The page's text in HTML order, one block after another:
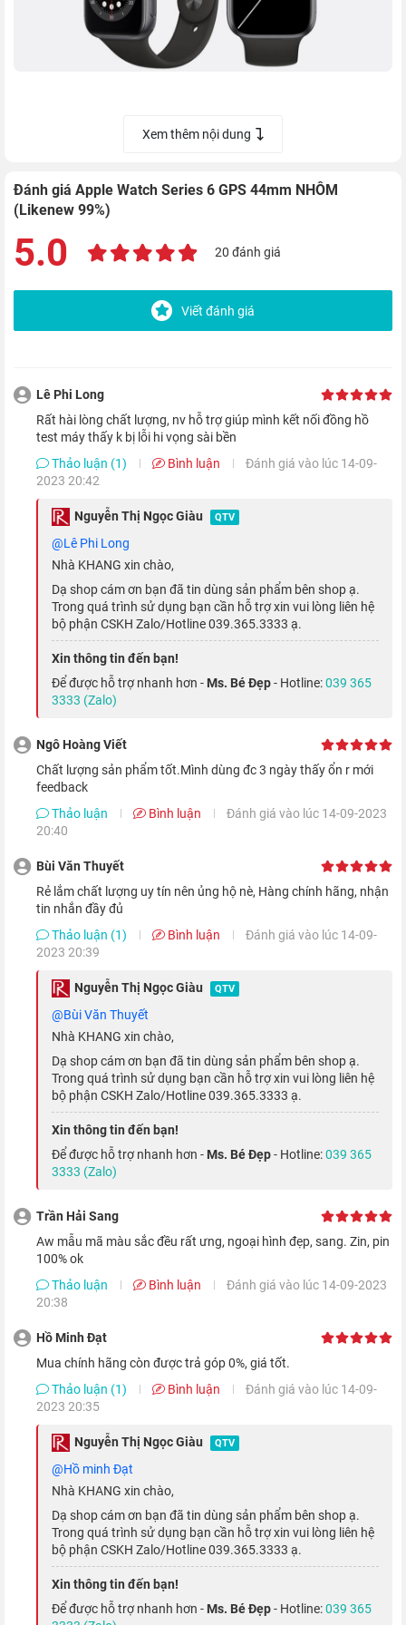
phiên bản trước. Với các chi tiết được thiết kế tinh tế và khung
Retina siêu nét với mặt kính cường lực Sapphire sang trọng và
sáng cao và độ tương phản tốt. Màn hình của Apple Watch
Series 6 44mm có kích thước 1.78 inch và có thể hiển thị sáng
hơn tới 2.5 lần so với ngoài trời, giúp bạn có thể xem đầy đủ
các thông tin mọi lúc, mọi nơi, kể cả khi tham gia các hoạt
động ngoài trời.
Cấu hình mạnh mẽ hơn
Mẫu Watch S6 này được trang bị bộ vi xử lý Apple S6 mới nhất
của Nhà Táo, với hiệu năng nhanh hơn 20% so với con chip
Apple S5 được trang bị trênApple Watch Series 5
cho người dùng một trải nghiệm về hiệu năng "chưa từng có".
Hệ điều hành được tối ưu
được tối ưu và phù hợp nhất với con chip Apple S6, giúp bạn
sử dụng chiếc smartwatch này hiệu quả hơn.
Dễ dàng thay đổi mặt đồng hồ theo sở
thích
Xem thêm nội dung
Đánh giá Apple Watch Series 6 GPS 44mm NHÔM
(Likenew 99%)
5.0 20 đánh giá
Viết đánh giá
Lê Phi Long
rất hài lòng chất lượng, nv hỗ trợ giúp mình kết nối đồng hồ
test máy thấy k bị lỗi hi vọng sài bền
Thảo luận (1)
Bình luận
Đánh giá vào lúc 14-09-
2023 20:42
Nguyễn Thị Ngọc Giàu QTV
@Lê Phi Long
Nhà KHANG xin chào,
Dạ shop cám ơn bạn đã tin dùng sản phẩm bên shop ạ.
Trong quá trình sử dụng bạn cần hỗ trợ xin vui lòng liên hệ
bộ phận CSKH Zalo/Hotline 039.365.3333 ạ.
Xin thông tin đến bạn!
Để được hỗ trợ nhanh hơn - Ms. Bé Đẹp- Hotline:039 365
3333 (Zalo)
Ngô Hoàng Viết
Chất lượng sản phẩm tốt.Mình dùng đc 3 ngày thấy ổn r mới
feedback
Thảo luận
Bình luận
Đánh giá vào lúc 14-09-2023
20:40
Bùi Văn Thuyết
rẻ lắm chất lượng uy tín nên ủng hộ nè, Hàng chính hãng, nhận
tin nhắn đầy đủ
Thảo luận (1)
Bình luận
Đánh giá vào lúc 14-09-
2023 20:39
Nguyễn Thị Ngọc Giàu QTV
@Bùi Văn Thuyết
Nhà KHANG xin chào,
Dạ shop cám ơn bạn đã tin dùng sản phẩm bên shop ạ.
Trong quá trình sử dụng bạn cần hỗ trợ xin vui lòng liên hệ
bộ phận CSKH Zalo/Hotline 039.365.3333 ạ.
Xin thông tin đến bạn!
Để được hỗ trợ nhanh hơn - Ms. Bé Đẹp- Hotline:039 365
3333 (Zalo)
Trần Hải Sang
Aw mẫu mã màu sắc đều rất ưng, ngoại hình đẹp, sang. Zin, pin
100% ok
Thảo luận
Bình luận
Đánh giá vào lúc 14-09-2023
20:38
Hồ Minh Đạt
Mua chính hãng còn được trả góp 0%, giá tốt.
Thảo luận (1)
Bình luận
Đánh giá vào lúc 14-09-
2023 20:35
Nguyễn Thị Ngọc Giàu QTV
@Hồ minh Đạt
Nhà KHANG xin chào,
Dạ shop cám ơn bạn đã tin dùng sản phẩm bên shop ạ.
Trong quá trình sử dụng bạn cần hỗ trợ xin vui lòng liên hệ
bộ phận CSKH Zalo/Hotline 039.365.3333 ạ.
Xin thông tin đến bạn!
Để được hỗ trợ nhanh hơn - Ms. Bé Đẹp- Hotline:039 365